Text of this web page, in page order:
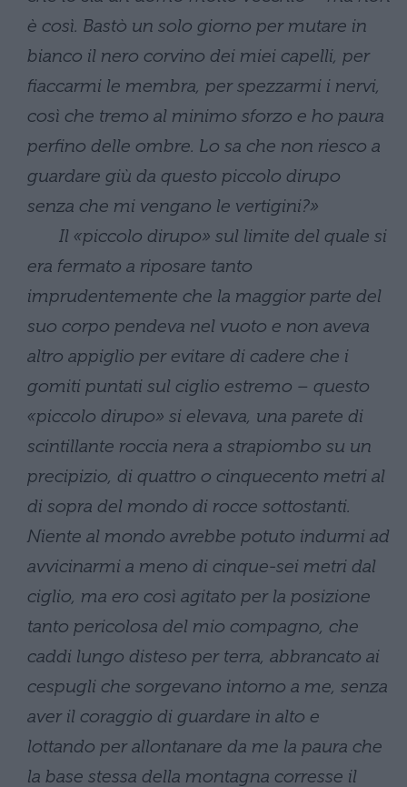
è così. Bastò un solo giorno per mutare in
bianco il nero corvino dei miei capelli, per
fiaccarmi le membra, per spezzarmi i nervi,
così che tremo al minimo sforzo e ho paura
perfino delle ombre. Lo sa che non riesco a
guardare giù da questo piccolo dirupo
senza che mi vengano le vertigini?»
Il «piccolo dirupo» sul limite del quale si
era fermato a riposare tanto
imprudentemente che la maggior parte del
suo corpo pendeva nel vuoto e non aveva
altro appiglio per evitare di cadere che i
gomiti puntati sul ciglio estremo – questo
«piccolo dirupo» si elevava, una parete di
scintillante roccia nera a strapiombo su un
precipizio, di quattro o cinquecento metri al
di sopra del mondo di rocce sottostanti.
Niente al mondo avrebbe potuto indurmi ad
avvicinarmi a meno di cinque-sei metri dal
ciglio, ma ero così agitato per la posizione
tanto pericolosa del mio compagno, che
caddi lungo disteso per terra, abbrancato ai
cespugli che sorgevano intorno a me, senza
aver il coraggio di guardare in alto e
lottando per allontanare da me la paura che
la base stessa della montagna corresse il